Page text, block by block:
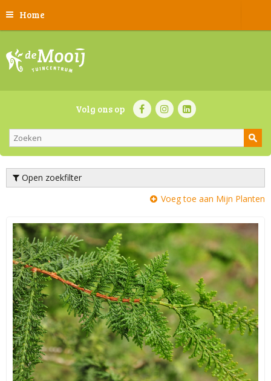
Home
Volg ons op
Open zoekfilter
Voeg toe aan Mijn Planten